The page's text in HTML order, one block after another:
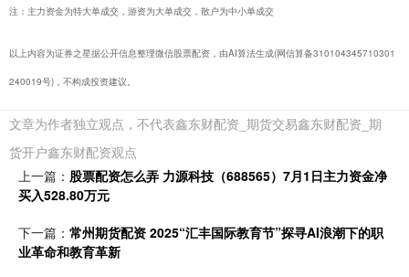
注：主力资金为特大单成交，游资为大单成交，散户为中小单成交
以上内容为证券之星据公开信息整理微信股票配资，由AI算法生成(网信算备310104345710301
240019号)，不构成投资建议。
文章为作者独立观点，不代表鑫东财配资_期货交易鑫东财配资_期
货开户鑫东财配资观点
上一篇： 股票配资怎么弄 力源科技（688565）7月1日主力资金净
买入528.80万元
下一篇： 常州期货配资 2025“汇丰国际教育节”探寻AI浪潮下的职
业革命和教育革新